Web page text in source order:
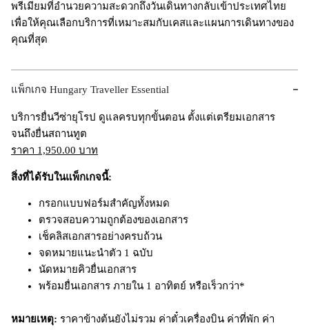
พรีเมียมที่อำนวยความสะดวกถึงวันเดินทางกลับเข้าประเทศไทย
เพื่อให้คุณเลือกบริการที่เหมาะสมกับเคสและแผนการเดินทางของ
คุณที่สุด
แพ็กเกจ Hungary Traveller Essential
บริการยื่นวีซ่ายุโรป ดูแลครบทุกขั้นตอน ตั้งแต่เตรียมเอกสาร
จนถึงยื่นสถานทูต
ราคา 1,950.00 บาท
สิ่งที่ได้รับในแพ็กเกจนี้:
กรอกแบบฟอร์มสำคัญทั้งหมด
ตรวจสอบความถูกต้องของเอกสาร
เช็คลิสเอกสารอย่างครบถ้วน
จดหมายแนะนำตัว 1 ฉบับ
นัดหมายคิวยื่นเอกสาร
พร้อมยื่นเอกสาร ภายใน 1 อาทิตย์ หรือเร็วกว่า*
หมายเหตุ: ราคาข้างต้นยังไม่รวม ค่าตั๋วเครื่องบิน ค่าที่พัก ค่า